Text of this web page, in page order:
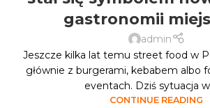
gastronomii
admin
Jeszcze kilka lat temu street food w
głównie z burgerami, kebabem albo
eventach. Dziś sytuacja
CONTINUE READING